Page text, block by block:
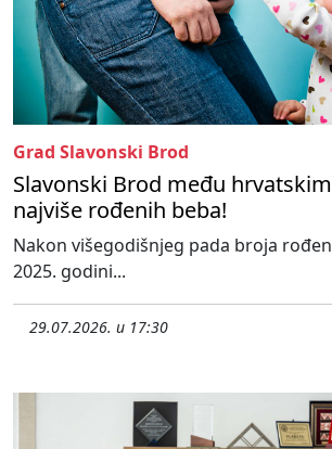
Grad Slavonski Brod
Slavonski Brod među
najviše rođenih beba!
Nakon višegodišnjeg pada broja
2025. godini...
29.07.2026. u 17:30